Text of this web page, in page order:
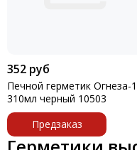
352 руб
Печной герметик Огнеза-
310мл черный 10503
Предзаказ